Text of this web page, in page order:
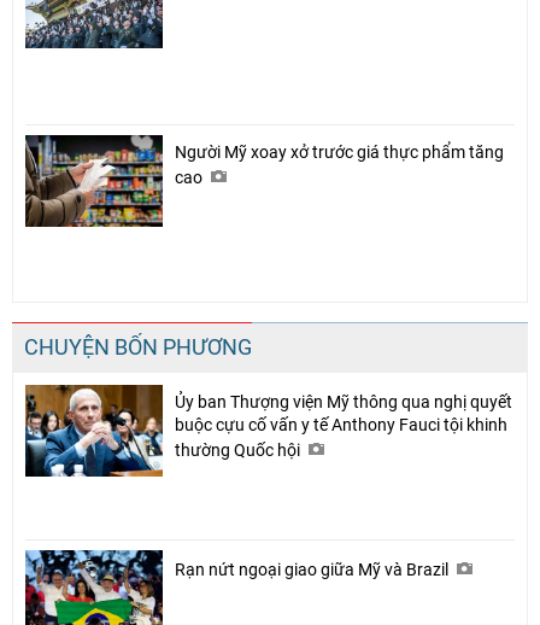
Người Mỹ xoay xở trước giá thực phẩm tăng
cao
CHUYỆN BỐN PHƯƠNG
Ủy ban Thượng viện Mỹ thông qua nghị quyết
buộc cựu cố vấn y tế Anthony Fauci tội khinh
thường Quốc hội
Rạn nứt ngoại giao giữa Mỹ và Brazil